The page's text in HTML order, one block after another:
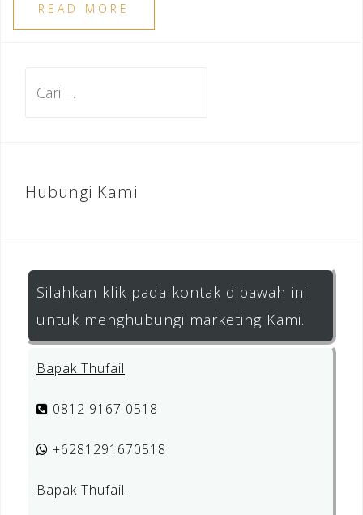
READ MORE
Hubungi Kami
Silahkan klik pada kontak dibawah ini
untuk menghubungi marketing Kami.
Bapak Thufail
0812 9167 0518
+6281291670518
Bapak Thufail